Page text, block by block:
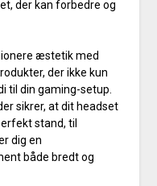
der kan forbedre og
æstetik med
der ikke kun
til din gaming-setup.
sikrer, at dit headset
stand, til
dig en
både bredt og